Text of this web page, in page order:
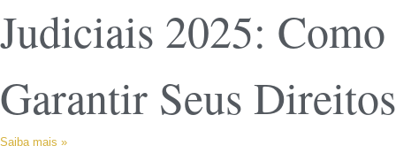
Judiciais 2025: Como
Garantir Seus Direitos
Saiba mais »